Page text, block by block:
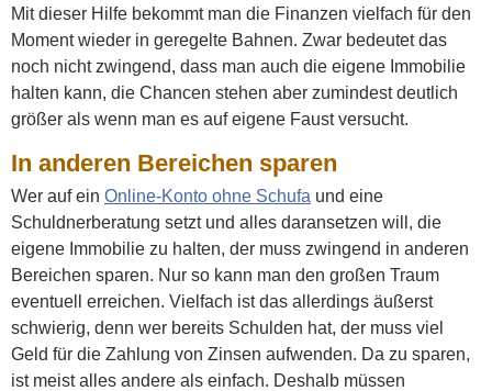
Mit dieser Hilfe bekommt man die Finanzen vielfach für den
Moment wieder in geregelte Bahnen. Zwar bedeutet das
noch nicht zwingend, dass man auch die eigene Immobilie
halten kann, die Chancen stehen aber zumindest deutlich
größer als wenn man es auf eigene Faust versucht.
In anderen Bereichen sparen
Wer auf ein Online-Konto ohne Schufa und eine
Schuldnerberatung setzt und alles daransetzen will, die
eigene Immobilie zu halten, der muss zwingend in anderen
Bereichen sparen. Nur so kann man den großen Traum
eventuell erreichen. Vielfach ist das allerdings äußerst
schwierig, denn wer bereits Schulden hat, der muss viel
Geld für die Zahlung von Zinsen aufwenden. Da zu sparen,
ist meist alles andere als einfach. Deshalb müssen